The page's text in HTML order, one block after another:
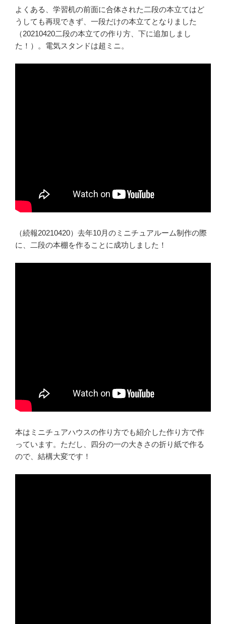
よくある、学習机の前面に合体された二段の本立てはど
うしても再現できず、一段だけの本立てとなりました
（20210420二段の本立ての作り方、下に追加しまし
た！）。電気スタンドは超ミニ。
（続報20210420）去年10月のミニチュアルーム制作の際
に、二段の本棚を作ることに成功しました！
本はミニチュアハウスの作り方でも紹介した作り方で作
っています。ただし、四分の一の大きさの折り紙で作る
ので、結構大変です！